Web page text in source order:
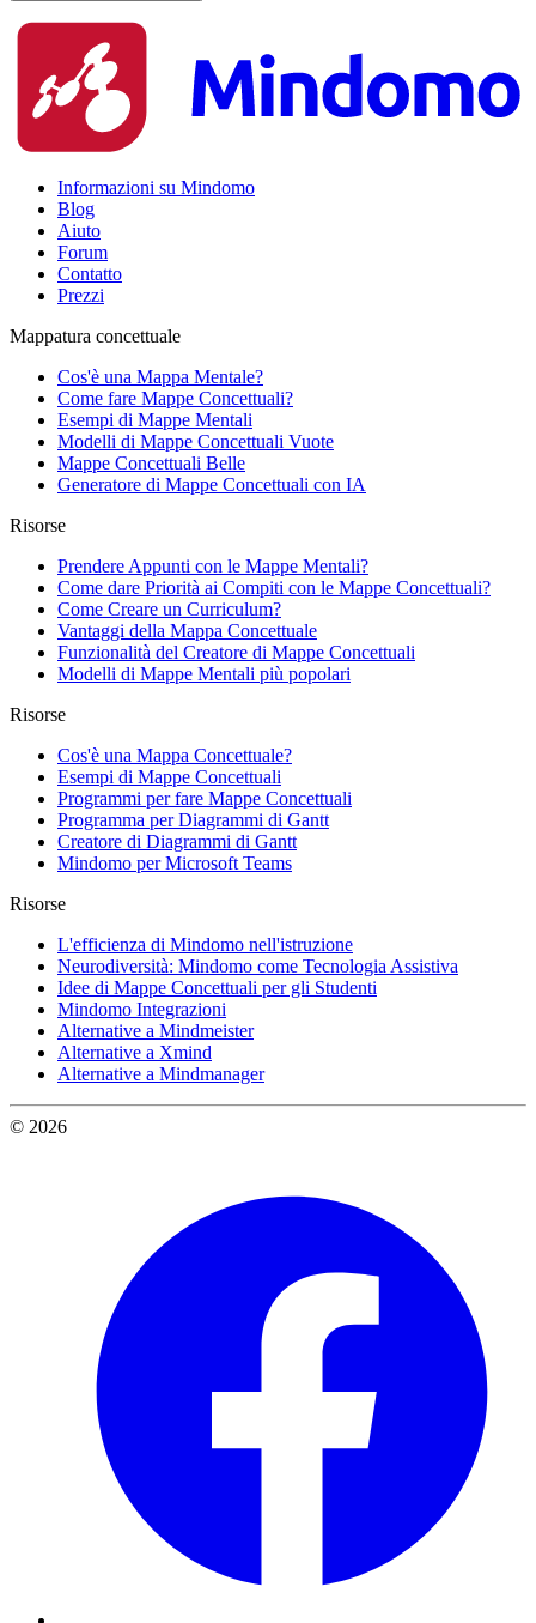
Informazioni su Mindomo
Blog
Aiuto
Forum
Contatto
Prezzi
Mappatura concettuale
Cos'è una Mappa Mentale?
Come fare Mappe Concettuali?
Esempi di Mappe Mentali
Modelli di Mappe Concettuali Vuote
Mappe Concettuali Belle
Generatore di Mappe Concettuali con IA
Risorse
Prendere Appunti con le Mappe Mentali?
Come dare Priorità ai Compiti con le Mappe Concettuali?
Come Creare un Curriculum?
Vantaggi della Mappa Concettuale
Funzionalità del Creatore di Mappe Concettuali
Modelli di Mappe Mentali più popolari
Risorse
Cos'è una Mappa Concettuale?
Esempi di Mappe Concettuali
Programmi per fare Mappe Concettuali
Programma per Diagrammi di Gantt
Creatore di Diagrammi di Gantt
Mindomo per Microsoft Teams
Risorse
L'efficienza di Mindomo nell'istruzione
Neurodiversità: Mindomo come Tecnologia Assistiva
Idee di Mappe Concettuali per gli Studenti
Mindomo Integrazioni
Alternative a Mindmeister
Alternative a Xmind
Alternative a Mindmanager
© 2026